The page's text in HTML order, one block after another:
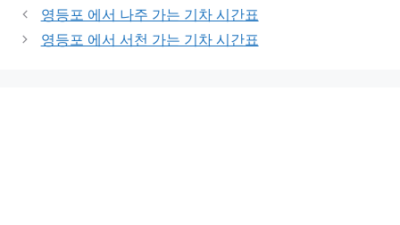
영등포 에서 나주 가는 기차 시간표
영등포 에서 서천 가는 기차 시간표